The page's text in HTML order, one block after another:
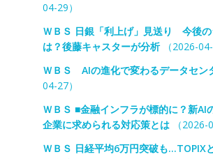
04-29）
ＷＢＳ 日銀「利上げ」見送り 今後の
は？後藤キャスターが分析（2026-04-
ＷＢＳ AIの進化で変わるデータセン
04-27）
ＷＢＳ ■金融インフラが標的に？新AI
企業に求められる対応策とは（2026-
ＷＢＳ 日経平均6万円突破も…TOPIX